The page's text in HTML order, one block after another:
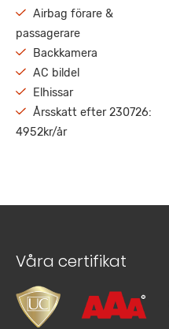
Airbag förare &
passagerare
Backkamera
AC bildel
Elhissar
Årsskatt efter 230726:
4952kr/år
Våra certifikat